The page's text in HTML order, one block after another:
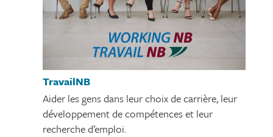
TravailNB
Aider les gens dans leur choix de carrière, leur
développement de compétences et leur
recherche d’emploi.